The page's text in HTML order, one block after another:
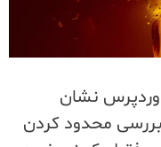
نشان
محدود کردن